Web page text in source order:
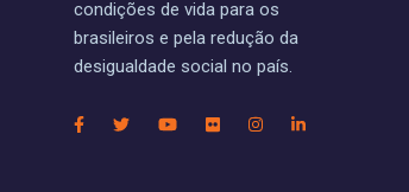
condições de vida para os
brasileiros e pela redução da
desigualdade social no país.